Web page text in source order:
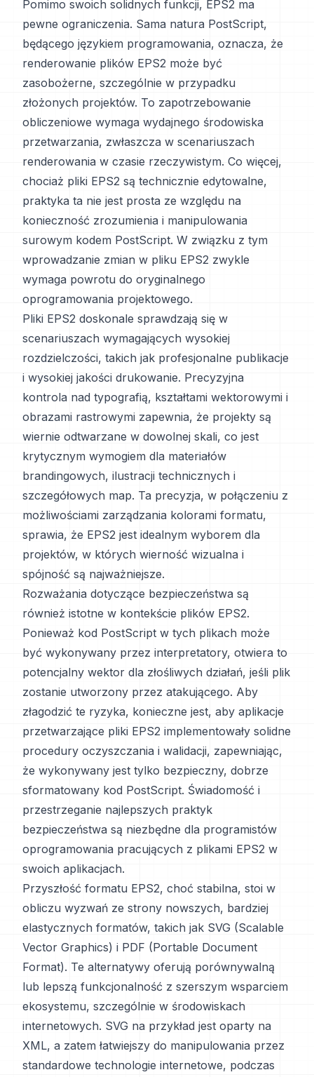
Pomimo swoich solidnych funkcji, EPS2 ma
pewne ograniczenia. Sama natura PostScript,
będącego językiem programowania, oznacza, że
renderowanie plików EPS2 może być
zasobożerne, szczególnie w przypadku
złożonych projektów. To zapotrzebowanie
obliczeniowe wymaga wydajnego środowiska
przetwarzania, zwłaszcza w scenariuszach
renderowania w czasie rzeczywistym. Co więcej,
chociaż pliki EPS2 są technicznie edytowalne,
praktyka ta nie jest prosta ze względu na
konieczność zrozumienia i manipulowania
surowym kodem PostScript. W związku z tym
wprowadzanie zmian w pliku EPS2 zwykle
wymaga powrotu do oryginalnego
oprogramowania projektowego.
Pliki EPS2 doskonale sprawdzają się w
scenariuszach wymagających wysokiej
rozdzielczości, takich jak profesjonalne publikacje
i wysokiej jakości drukowanie. Precyzyjna
kontrola nad typografią, kształtami wektorowymi i
obrazami rastrowymi zapewnia, że projekty są
wiernie odtwarzane w dowolnej skali, co jest
krytycznym wymogiem dla materiałów
brandingowych, ilustracji technicznych i
szczegółowych map. Ta precyzja, w połączeniu z
możliwościami zarządzania kolorami formatu,
sprawia, że EPS2 jest idealnym wyborem dla
projektów, w których wierność wizualna i
spójność są najważniejsze.
Rozważania dotyczące bezpieczeństwa są
również istotne w kontekście plików EPS2.
Ponieważ kod PostScript w tych plikach może
być wykonywany przez interpretatory, otwiera to
potencjalny wektor dla złośliwych działań, jeśli plik
zostanie utworzony przez atakującego. Aby
złagodzić te ryzyka, konieczne jest, aby aplikacje
przetwarzające pliki EPS2 implementowały solidne
procedury oczyszczania i walidacji, zapewniając,
że wykonywany jest tylko bezpieczny, dobrze
sformatowany kod PostScript. Świadomość i
przestrzeganie najlepszych praktyk
bezpieczeństwa są niezbędne dla programistów
oprogramowania pracujących z plikami EPS2 w
swoich aplikacjach.
Przyszłość formatu EPS2, choć stabilna, stoi w
obliczu wyzwań ze strony nowszych, bardziej
elastycznych formatów, takich jak SVG (Scalable
Vector Graphics) i PDF (Portable Document
Format). Te alternatywy oferują porównywalną
lub lepszą funkcjonalność z szerszym wsparciem
ekosystemu, szczególnie w środowiskach
internetowych. SVG na przykład jest oparty na
XML, a zatem łatwiejszy do manipulowania przez
standardowe technologie internetowe, podczas